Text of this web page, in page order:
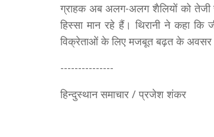
ग्राहक अब अलग-अलग शैलियों को
हिस्सा मान रहे हैं। थिरानी ने कहा
विक्रेताओं के लिए मजबूत बढ़त के अवसर
---------------
हिन्दुस्थान समाचार / प्रजेश शंकर